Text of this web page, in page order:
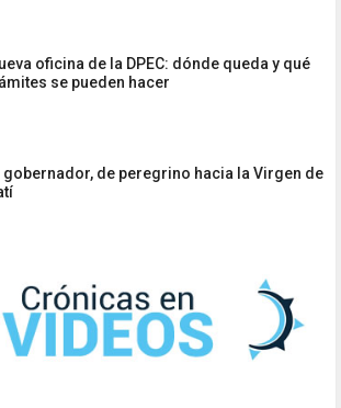
oficina de la DPEC: dónde queda y qué
se pueden hacer
gobernador, de peregrino hacia la Virgen de